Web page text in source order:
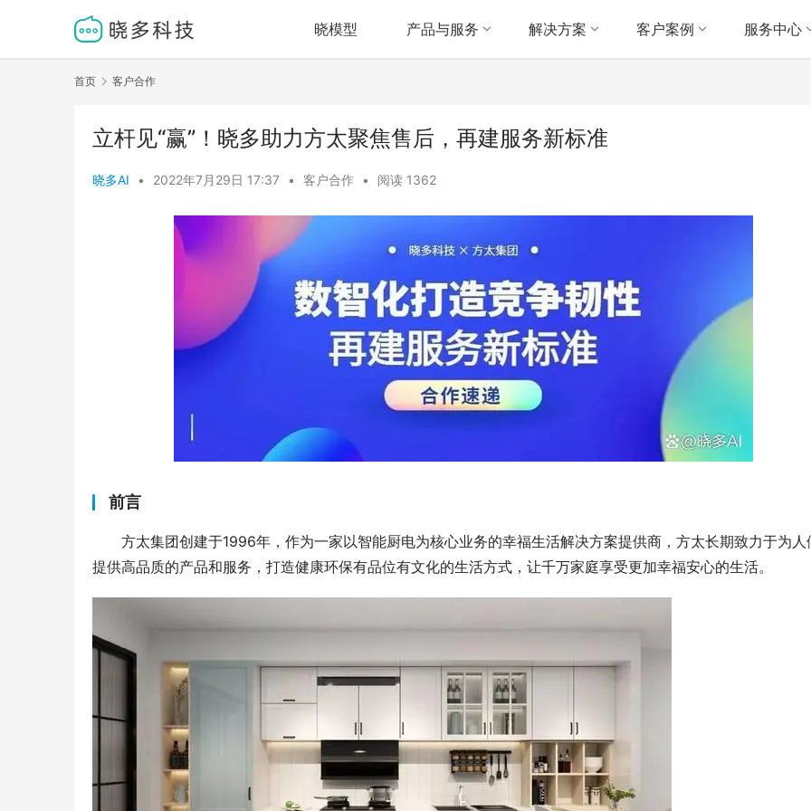
晓模型 产品与服务 解决方案 客户案例 服务中心
首页 客户合作
立杆见“赢”！晓多助力方太聚焦售后，再建服务新标准
晓多AI • 2022年7月29日 17:37 • 客户合作 • 阅读 1362
前言
方太集团创建于1996年，作为一家以智能厨电为核心业务的幸福生活解决方案提供商，方太长期致力于为人
提供高品质的产品和服务，打造健康环保有品位有文化的生活方式，让千万家庭享受更加幸福安心的生活。